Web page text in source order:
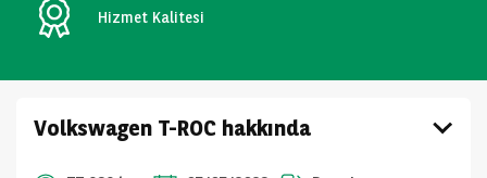
Hizmet Kalitesi
Volkswagen T-ROC hakkında